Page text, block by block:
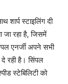
स्टाइलिंग दी
रहा है, जिसमें
एनर्जी अपने सभी
रही है। सिंपल
स्टेबिलिटी को